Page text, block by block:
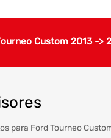
Custom 2013 ->
para Ford Tourneo